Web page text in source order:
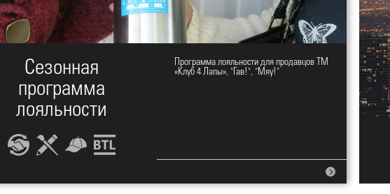
Сезонная
программа
лояльности
Программа лояльности для продавцов ТМ
«Клуб 4 Лапы», "Гав!", "Мяу!"